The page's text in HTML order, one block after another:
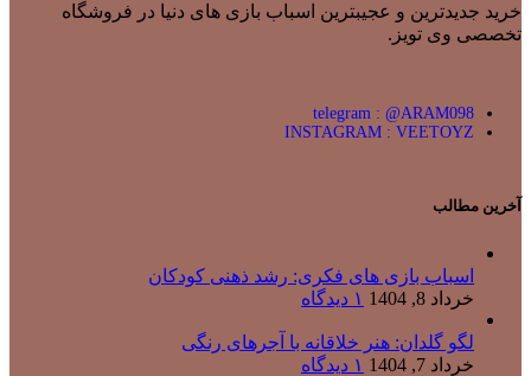
خرید جدیدترین و عجیبترین اسباب بازی های دنیا در فروشگاه
تخصصی وی تویز.
telegram : @ARAM098
INSTAGRAM : VEETOYZ
آخرین مطالب
اسباب بازی های فکری: رشد ذهنی کودکان
خرداد 8, 1404
۱ دیدگاه
لگو گلدان: هنر خلاقانه با آجرهای رنگی
خرداد 7, 1404
۱ دیدگاه